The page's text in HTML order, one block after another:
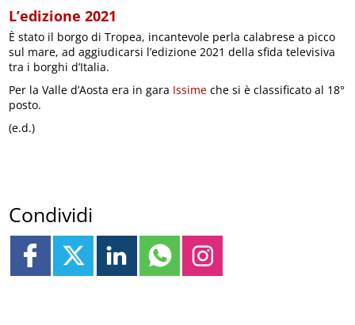
L’edizione 2021
È stato il borgo di Tropea, incantevole perla calabrese a picco
sul mare, ad aggiudicarsi l’edizione 2021 della sfida televisiva
tra i borghi d’Italia.
Per la Valle d’Aosta era in gara Issime che si è classificato al 18°
posto.
(e.d.)
Condividi